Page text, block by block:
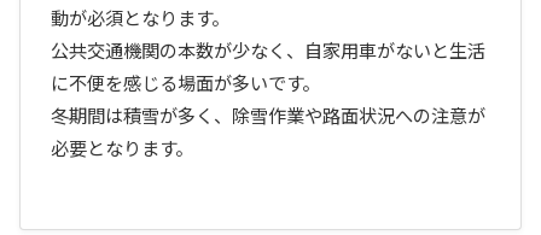
動が必須となります。
公共交通機関の本数が少なく、自家用車がないと生活
に不便を感じる場面が多いです。
冬期間は積雪が多く、除雪作業や路面状況への注意が
必要となります。